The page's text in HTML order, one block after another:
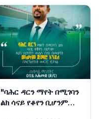
"ባሕር ዳርን ማየት በሚገባን
ልክ ሳናይ የቆየን ቢሆንም